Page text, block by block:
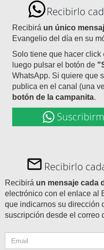
Recibirlo
Recibirá un único
Evangelio del día en su
Solo tiene que hacer
luego pulsar el botón de
WhatsApp. Si quiere que
publica en el canal (una
botón de la campanita.
Recibirlo
Recibirá un mensaje cada
electrónico con el enlace al
que indicarnos su dirección
suscripción desde el correo